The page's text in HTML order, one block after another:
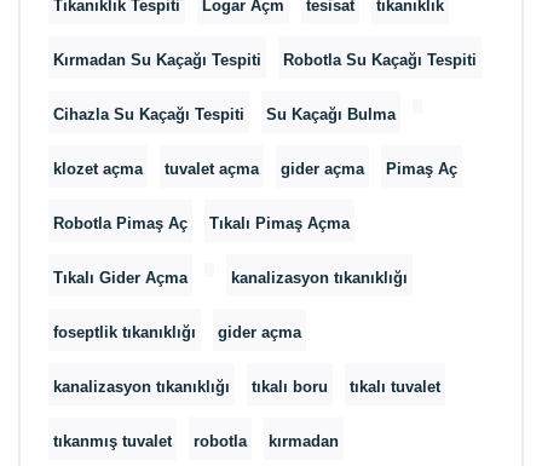
Tıkanıklık Tespiti Logar Açm tesisat tıkanıklık
Kırmadan Su Kaçağı Tespiti Robotla Su Kaçağı Tespiti
Cihazla Su Kaçağı Tespiti Su Kaçağı Bulma
klozet açma tuvalet açma gider açma Pimaş Aç
Robotla Pimaş Aç Tıkalı Pimaş Açma
Tıkalı Gider Açma kanalizasyon tıkanıklığı
foseptlik tıkanıklığı gider açma
kanalizasyon tıkanıklığı tıkalı boru tıkalı tuvalet
tıkanmış tuvalet robotla kırmadan